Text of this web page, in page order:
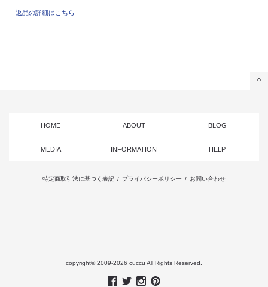
返品の詳細はこちら
HOME ABOUT BLOG
MEDIA INFORMATION HELP
特定商取引法に基づく表記 / プライバシーポリシー / お問い合わせ
copyright© 2009-2026 cuccu All Rights Reserved.